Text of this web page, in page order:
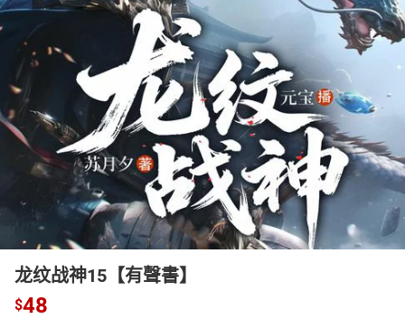
男裝 化妝保養 情趣用品
日本購物 電子/紙本書
HOT
龙纹战神15【有聲書】
$48